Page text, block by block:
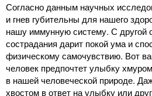
Согласно данным научных
и гнев губительны для нашего
нашу иммунную систему. С другой
сострадания дарит покой ума и
физическому самочувствию. Вот
человек предпочтет улыбку
в нашей человеческой природе.
хвостом в ответ на улыбку или